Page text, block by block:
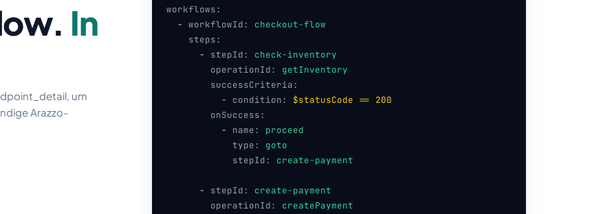
In
um
Arazzo-
workflows:
- workflowId:
checkout-flow
steps:
- stepId:
check-inventory
operationId:
getInventory
successCriteria:
- condition:
$statusCode == 200
onSuccess:
- name:
proceed
type:
goto
stepId:
create-payment
- stepId:
create-payment
operationId:
createPayment